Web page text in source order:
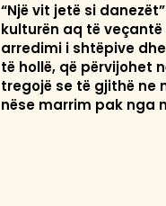
“Një vit jetë si
kulturën aq të
arredimi i shtëpive
të hollë, që përvijohet
tregojë se të gjithë ne
nëse marrim pak nga